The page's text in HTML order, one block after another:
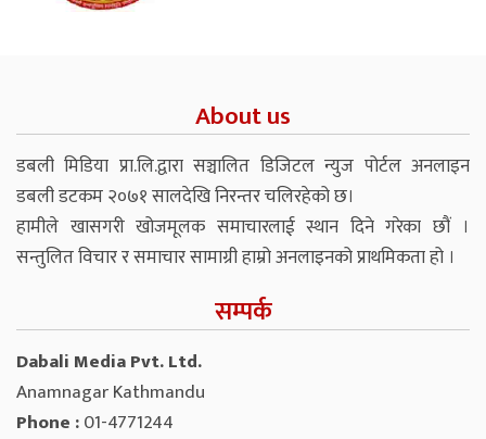
About us
डबली मिडिया प्रा.लि.द्वारा सञ्चालित डिजिटल न्युज पोर्टल अनलाइन
डबली डटकम २०७१ सालदेखि निरन्तर चलिरहेको छ।
हामीले खासगरी खोजमूलक समाचारलाई स्थान दिने गरेका छौं ।
सन्तुलित विचार र समाचार सामाग्री हाम्रो अनलाइनको प्राथमिकता हो ।
सम्पर्क
Dabali Media Pvt. Ltd.
Anamnagar Kathmandu
Phone :01-4771244